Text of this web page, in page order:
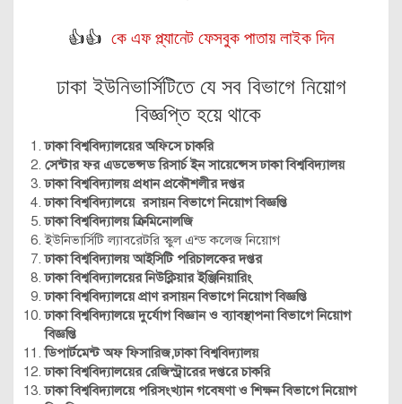
👍👍 কে এফ প্ল্যানেট ফেসবুক পাতায় লাইক দিন
ঢাকা ইউনিভার্সিটিতে যে সব বিভাগে নিয়োগ
বিজ্ঞপ্তি হয়ে থাকে
ঢাকা বিশ্ববিদ্যালয়ের অফিসে চাকরি
সেন্টার ফর এডভেন্সড রিসার্চ ইন সায়েন্সেস ঢাকা বিশ্ববিদ্যালয়
ঢাকা বিশ্ববিদ্যালয় প্রধান প্রকৌশলীর দপ্তর
ঢাকা বিশ্ববিদ্যালয়ে রসায়ন বিভাগে নিয়োগ বিজ্ঞপ্তি
ঢাকা বিশ্ববিদ্যালয় ক্রিমিনোলজি
ইউনিভার্সিটি ল্যাবরেটরি স্কুল এন্ড কলেজ নিয়োগ
ঢাকা বিশ্ববিদ্যালয় আইসিটি পরিচালকের দপ্তর
ঢাকা বিশ্ববিদ্যালয়ের নিউক্লিয়ার ইঞ্জিনিয়ারিং
ঢাকা বিশ্ববিদ্যালয়ে প্রাণ রসায়ন বিভাগে নিয়োগ বিজ্ঞপ্তি
ঢাকা বিশ্ববিদ্যালয়ে দুর্যোগ বিজ্ঞান ও ব্যাবস্থাপনা বিভাগে নিয়োগ
বিজ্ঞপ্তি
ডিপার্টমেন্ট অফ ফিসারিজ,ঢাকা বিশ্ববিদ্যালয়
ঢাকা বিশ্ববিদ্যালয়ের রেজিস্ট্রারের দপ্তরে চাকরি
ঢাকা বিশ্ববিদ্যালয়ে পরিসংখ্যান গবেষণা ও শিক্ষন বিভাগে নিয়োগ